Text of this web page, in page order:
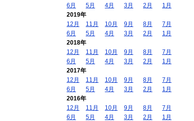
6月
5月 4月 3月 2月
1月
2019年
12月
11月 10月 9月 8月
7月
6月
5月 4月 3月 2月
1月
2018年
12月
11月 10月 9月 8月
7月
6月
5月 4月 3月 2月
1月
2017年
12月
11月 10月 9月 8月
7月
6月
5月 4月 3月 2月
1月
2016年
12月
11月 10月 9月 8月
7月
6月
5月 4月 3月 2月
1月